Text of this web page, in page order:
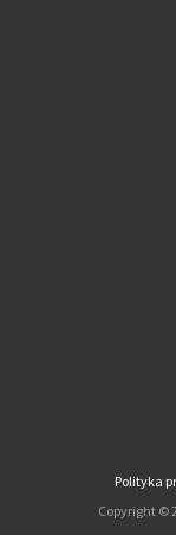
Polityka
Copyright ©